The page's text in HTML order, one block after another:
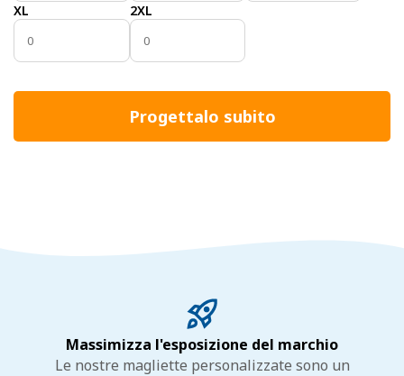
XL 2XL
Progettalo subito
Massimizza l'esposizione del marchio
Le nostre magliette personalizzate sono un